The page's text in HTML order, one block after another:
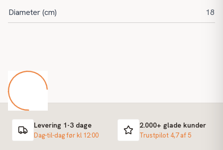
Diameter (cm)
18
Levering 1-3 dage
Dag-til-dag før kl 12:00
2.000+ glade kunder
Trustpilot 4,7 af 5